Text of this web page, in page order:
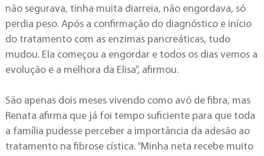
não segurava, tinha muita diarreia, não engordava, só
perdia peso. Após a confirmação do diagnóstico e início
do tratamento com as enzimas pancreáticas, tudo
mudou. Ela começou a engordar e todos os dias vemos a
evolução e a melhora da Elisa”, afirmou.
São apenas dois meses vivendo como avó de fibra, mas
Renata afirma que já foi tempo suficiente para que toda
a família pudesse perceber a importância da adesão ao
tratamento na fibrose cística. “Minha neta recebe muito